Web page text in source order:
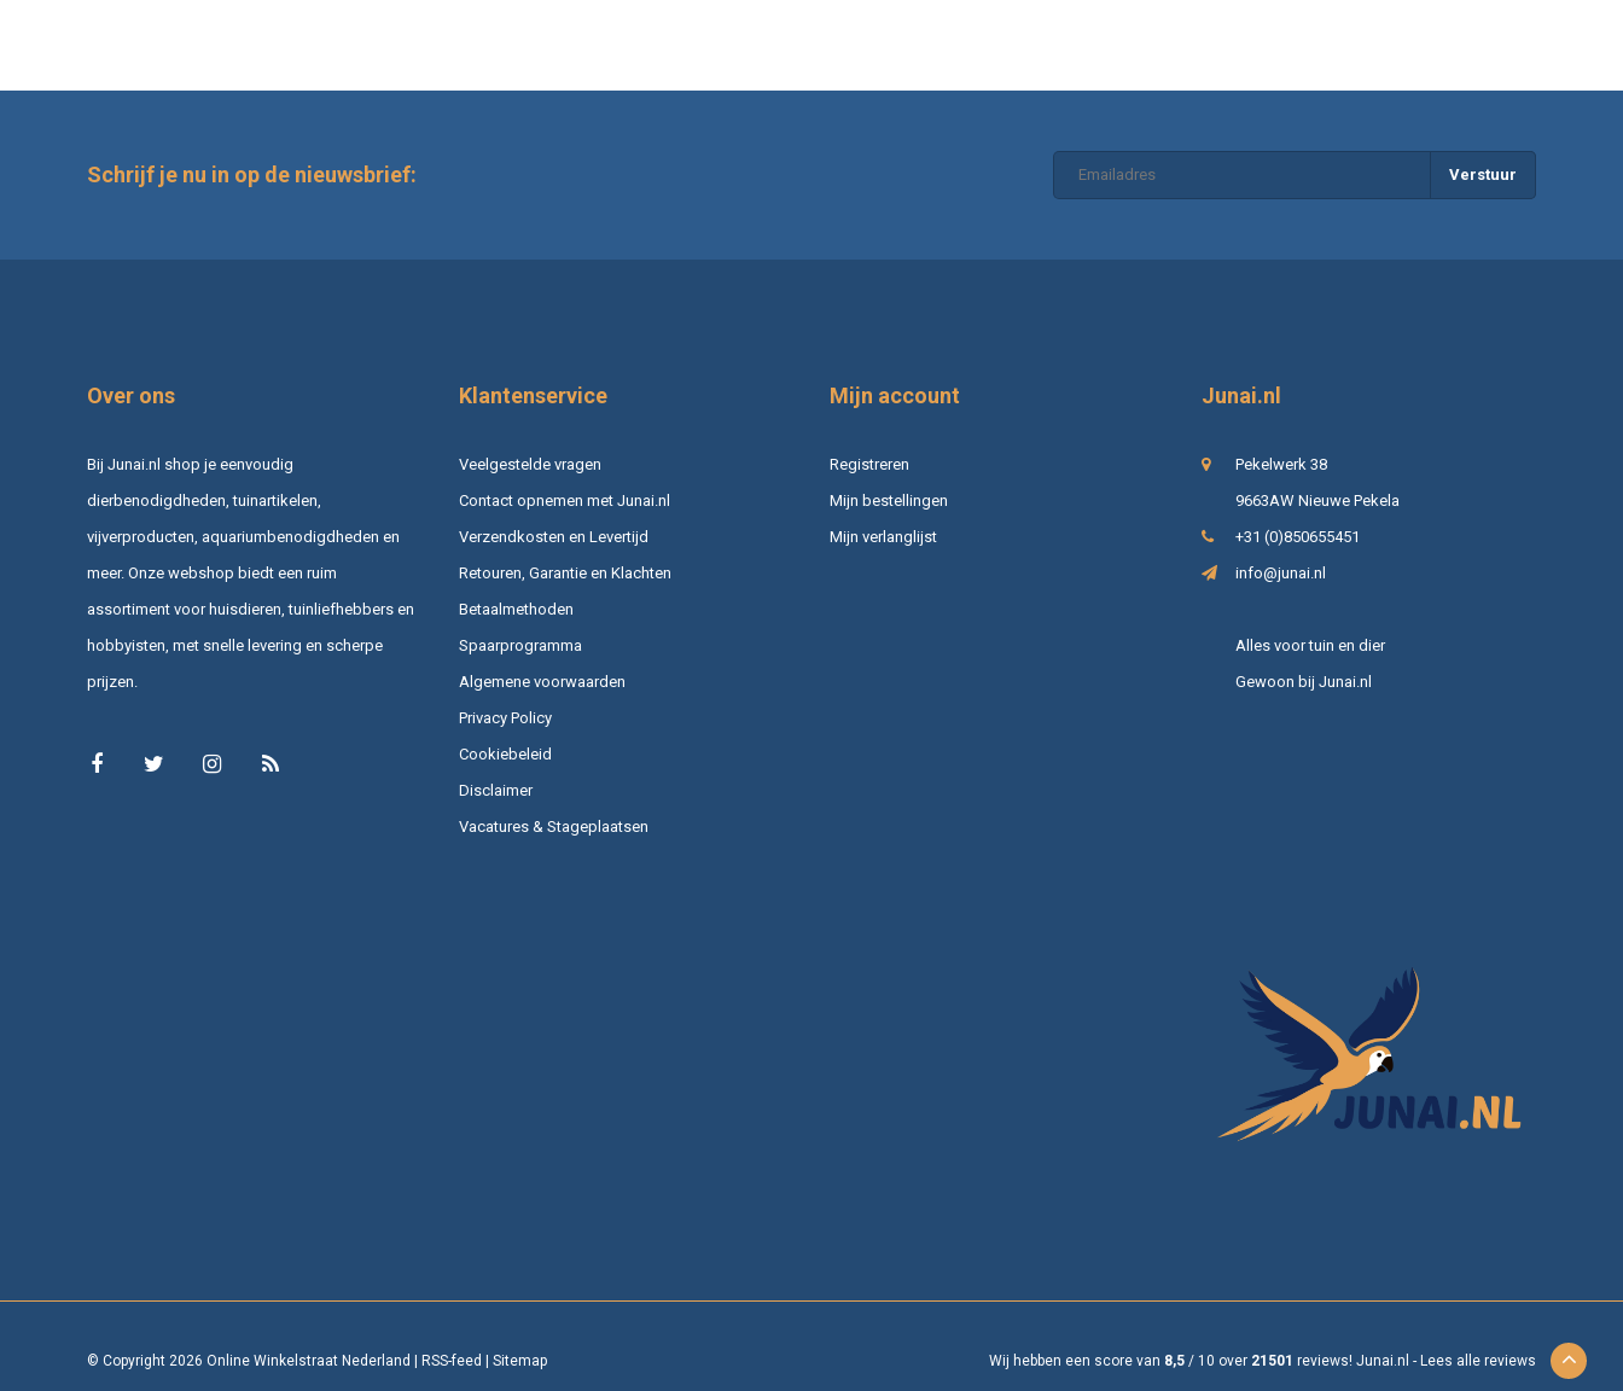
Schrijf je nu in op de nieuwsbrief: Verstuur
Over ons
Bij Junai.nl shop je eenvoudig
dierbenodigdheden, tuinartikelen,
vijverproducten, aquariumbenodigdheden en
meer. Onze webshop biedt een ruim
assortiment voor huisdieren, tuinliefhebbers en
hobbyisten, met snelle levering en scherpe
prijzen.
Klantenservice
Veelgestelde vragen
Contact opnemen met Junai.nl
Verzendkosten en Levertijd
Retouren, Garantie en Klachten
Betaalmethoden
Spaarprogramma
Algemene voorwaarden
Privacy Policy
Cookiebeleid
Disclaimer
Vacatures & Stageplaatsen
Mijn account
Registreren
Mijn bestellingen
Mijn verlanglijst
Junai.nl
Pekelwerk 38
9663AW Nieuwe Pekela
+31 (0)850655451
info@junai.nl
Alles voor tuin en dier
Gewoon bij Junai.nl
© Copyright 2026 Online Winkelstraat Nederland | RSS-feed | Sitemap Wij hebben een score van 8,5 / 10 over 21501 reviews! Junai.nl - Lees alle reviews